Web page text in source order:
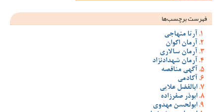
فهرست برچسب‌ها
آرتا منهاجی
آرمان اکوان
آرمان سالاری
آرمان شهدادنژاد
آگهی مناقصه
آکادمی
ابالفضل علایی
ابوذر صفرزاده
ابولحسن مهدوی